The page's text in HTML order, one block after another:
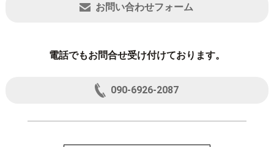
お問い合わせフォーム
電話でもお問合せ受け付けております。
090-6926-2087